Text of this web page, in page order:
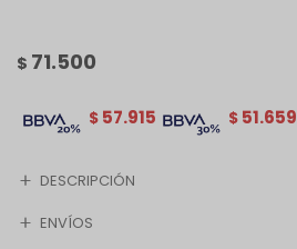
$ 71.500
$ 51.659
$ 57.915
DESCRIPCIÓN
ENVÍOS